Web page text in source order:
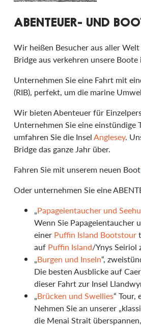
ABENTEUER- UND
Wir heißen Besucher aus aller
Bridge aus verkehren unsere
Unternehmen Sie eine Fahrt mit
(RIB), perfekt, um die marine
Wir bieten Abenteuer für
Unternehmen Sie eine einstündige
umfahren Sie die InselAnglesey.
Bridge das ganze Jahr über.
Fahren Sie mit unserem neuen Boot
Oder unternehmen Sie eine
„Papageientaucher und
Wenn Sie Papageientaucher
einer Puffin Island Bootstour
auf Puffin Island/Ynys Seiriol
„Burgen und Inseln“,
Die besten Ausblicke auf
dieser Fahrt zur Insel
„Brücken und Swellies“ Tour,
Nehmen Sie an unserer
die Menai Strait